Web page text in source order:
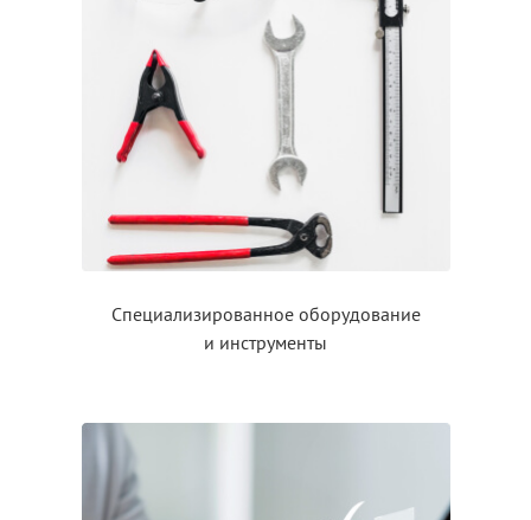
Специализированное оборудование
и инструменты